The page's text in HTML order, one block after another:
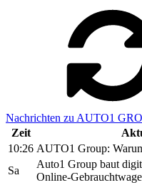
Nachrichten zu AUTO1
Zeit
10:26 AUTO1 Group:
Sa
Auto1 Group baut
Online-